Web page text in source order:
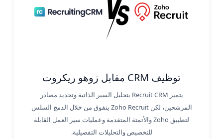
توظيف CRM مقابل زوهو ريكروت
يتميز Recruit CRM بتحليل السير الذاتية وتحديد مصادر
المرشحين، لكن Zoho Recruit يتفوق من خلال الدمج السلس
لتطبيق Zoho والأتمتة المتقدمة وعمليات سير العمل القابلة
للتخصيص والتحليلات التفصيلية.